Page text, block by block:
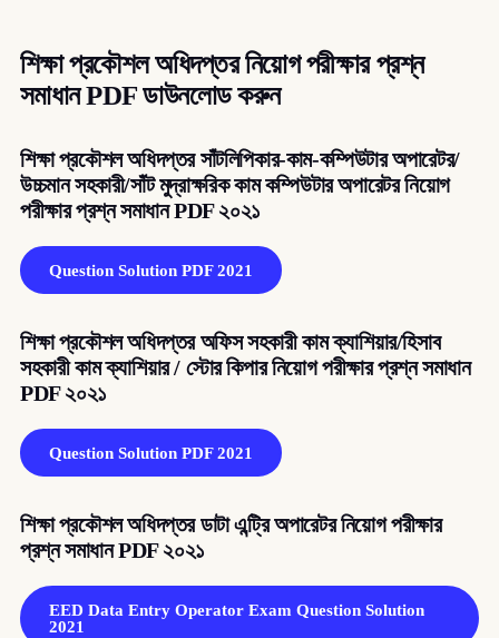
শিক্ষা প্রকৌশল অধিদপ্তর নিয়োগ পরীক্ষার প্রশ্ন
সমাধান PDF ডাউনলোড করুন
শিক্ষা প্রকৌশল অধিদপ্তর সাঁটলিপিকার-কাম-কম্পিউটার অপারেটর/
উচ্চমান সহকারী/সাঁট মুদ্রাক্ষরিক কাম কম্পিউটার অপারেটর নিয়োগ
পরীক্ষার প্রশ্ন সমাধান PDF ২০২১
Question Solution PDF 2021
শিক্ষা প্রকৌশল অধিদপ্তর অফিস সহকারী কাম ক্যাশিয়ার/হিসাব
সহকারী কাম ক্যাশিয়ার / স্টোর কিপার নিয়োগ পরীক্ষার প্রশ্ন সমাধান
PDF ২০২১
Question Solution PDF 2021
শিক্ষা প্রকৌশল অধিদপ্তর ডাটা এন্ট্রি অপারেটর নিয়োগ পরীক্ষার
প্রশ্ন সমাধান PDF ২০২১
EED Data Entry Operator Exam Question Solution
2021